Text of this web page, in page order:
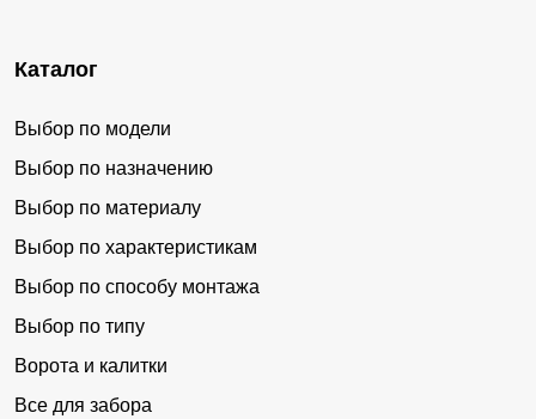
Каталог
Выбор по модели
Выбор по назначению
Выбор по материалу
Выбор по характеристикам
Выбор по способу монтажа
Выбор по типу
Ворота и калитки
Все для забора